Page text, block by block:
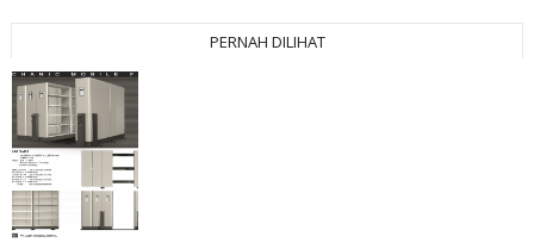
PERNAH DILIHAT